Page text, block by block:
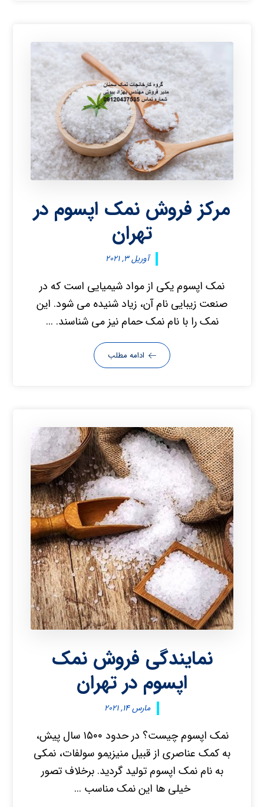
مرکز فروش نمک اپسوم در
تهران
آوریل ۳, ۲۰۲۱
نمک اپسوم یکی از مواد شیمیایی است که در
صنعت زیبایی نام آن، زیاد شنیده می شود. این
نمک را با نام نمک حمام نیز می شناسند. ...
ادامه مطلب
نمایندگی فروش نمک
اپسوم در تهران
مارس ۱۴, ۲۰۲۱
نمک اپسوم چیست؟ در حدود ۱۵۰۰ سال پیش،
به کمک عناصری از قبیل منیزیمو سولفات، نمکی
به نام نمک اپسوم تولید گردید. برخلاف تصور
خیلی ها این نمک مناسب ...